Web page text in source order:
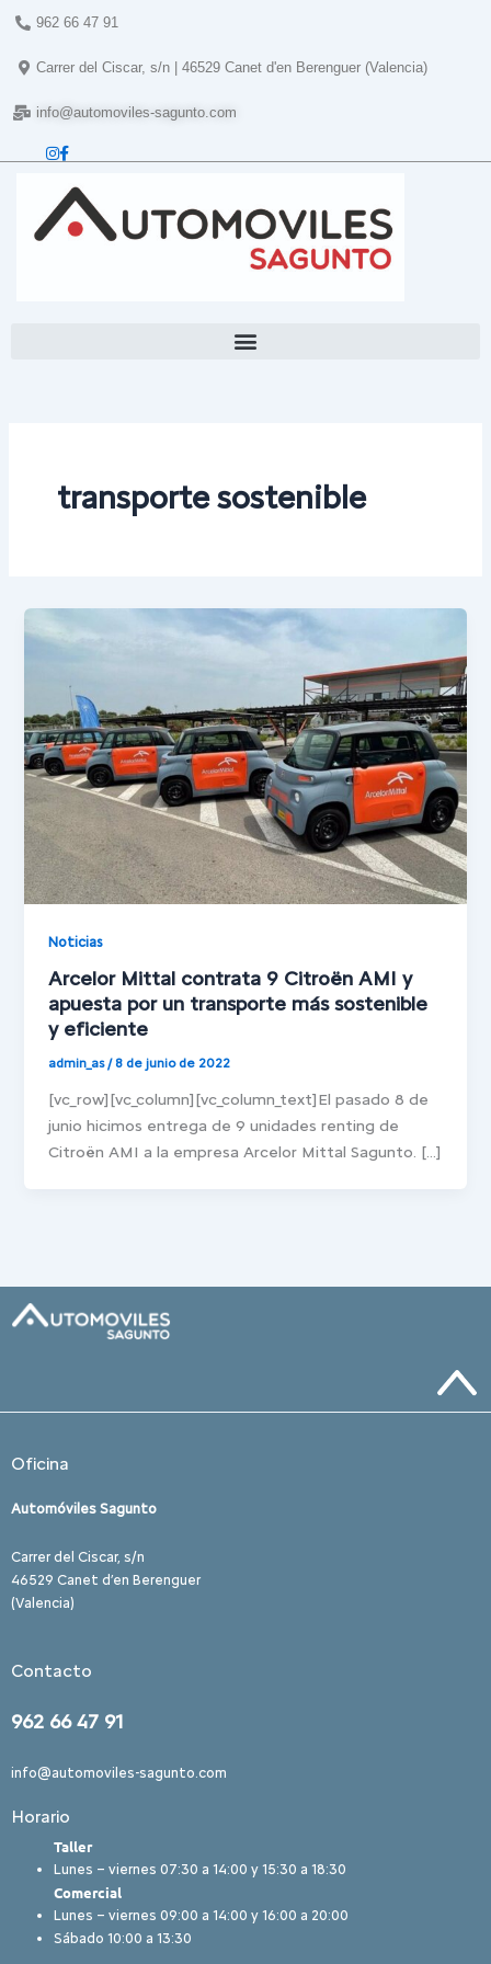
contenido
962 66 47 91
Carrer del Ciscar, s/n | 46529 Canet d'en Berenguer (Valencia)
info@automoviles-sagunto.com
transporte sostenible
Noticias
Arcelor Mittal contrata 9 Citroën AMI y
apuesta por un transporte más sostenible
y eficiente
admin_as/8 de junio de 2022
[vc_row][vc_column][vc_column_text]El pasado 8 de
junio hicimos entrega de 9 unidades renting de
Citroën AMI a la empresa Arcelor Mittal Sagunto. […]
Oficina
Automóviles Sagunto
Carrer del Ciscar, s/n
46529 Canet d’en Berenguer
(Valencia)
Contacto
962 66 47 91
info@automoviles-sagunto.com
Horario
Taller
Lunes – viernes 07:30 a 14:00 y 15:30 a 18:30
Comercial
Lunes – viernes 09:00 a 14:00 y 16:00 a 20:00
Sábado 10:00 a 13:30